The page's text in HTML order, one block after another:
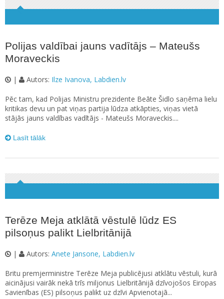
Polijas valdībai jauns vadītājs – Mateušs
Moraveckis
| Autors: Ilze Ivanova, Labdien.lv
Pēc tam, kad Polijas Ministru prezidente Beāte Šidlo saņēma lielu
kritikas devu un pat viņas partija lūdza atkāpties, viņas vietā
stājās jauns valdības vadītājs - Mateušs Moraveckis....
Lasīt tālāk
Terēze Meja atklātā vēstulē lūdz ES
pilsoņus palikt Lielbritānijā
| Autors: Anete Jansone, Labdien.lv
Britu premjerministre Terēze Meja publicējusi atklātu vēstuli, kurā
aicinājusi vairāk nekā trīs miljonus Lielbritānijā dzīvojošos Eiropas
Savienības (ES) pilsoņus palikt uz dzīvi Apvienotajā...